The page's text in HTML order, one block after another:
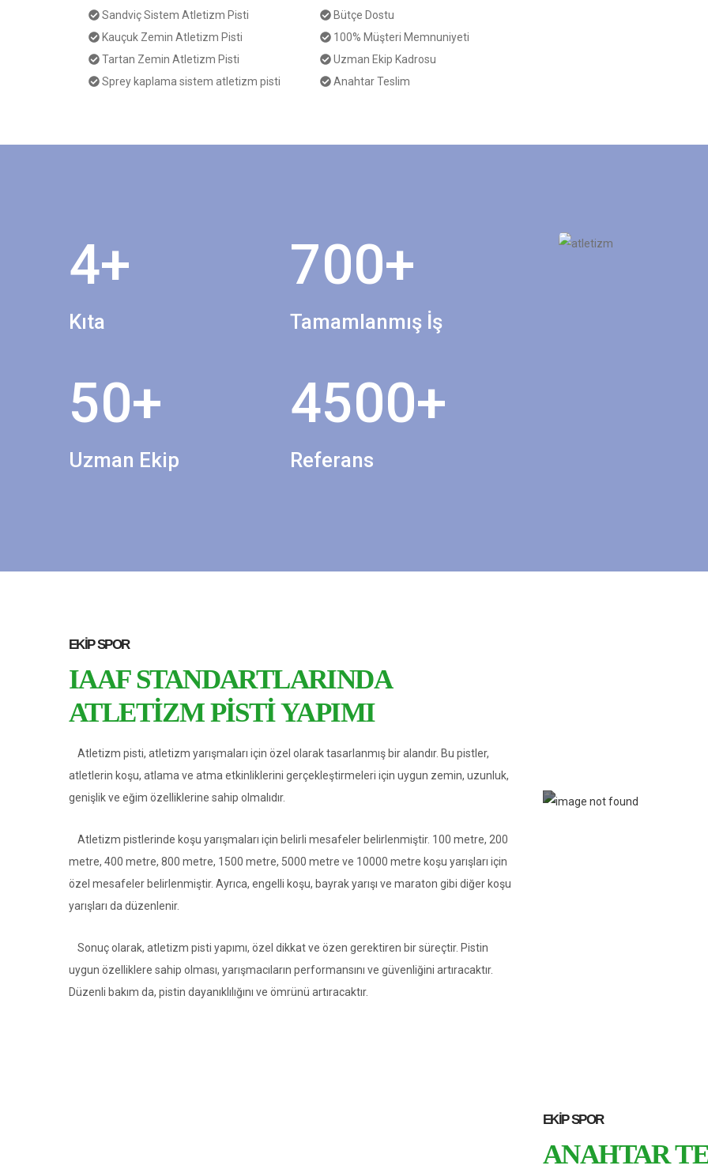
Sandviç Sistem Atletizm Pisti
Kauçuk Zemin Atletizm Pisti
Tartan Zemin Atletizm Pisti
Sprey kaplama sistem atletizm pisti
Bütçe Dostu
100% Müşteri Memnuniyeti
Uzman Ekip Kadrosu
Anahtar Teslim
4+
Kıta
700+
Tamamlanmış İş
50+
Uzman Ekip
4500+
Referans
EKIP SPOR
IAAF STANDARTLARINDA
ATLETIZM PISTI YAPIMI
Atletizm pisti, atletizm yarışmaları için özel olarak tasarlanmış bir alandır. Bu pistler,
atletlerin koşu, atlama ve atma etkinliklerini gerçekleştirmeleri için uygun zemin, uzunluk,
genişlik ve eğim özelliklerine sahip olmalıdır.
Atletizm pistlerinde koşu yarışmaları için belirli mesafeler belirlenmiştir. 100 metre, 200
metre, 400 metre, 800 metre, 1500 metre, 5000 metre ve 10000 metre koşu yarışları için
özel mesafeler belirlenmiştir. Ayrıca, engelli koşu, bayrak yarışı ve maraton gibi diğer koşu
yarışları da düzenlenir.
Sonuç olarak, atletizm pisti yapımı, özel dikkat ve özen gerektiren bir süreçtir. Pistin
uygun özelliklere sahip olması, yarışmacıların performansını ve güvenliğini artıracaktır.
Düzenli bakım da, pistin dayanıklılığını ve ömrünü artıracaktır.
EKIP SPOR
ANAHTAR